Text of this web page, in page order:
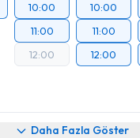
10:00
11:00
12:00
10:00
11:00
12:00
Daha Fazla Göster